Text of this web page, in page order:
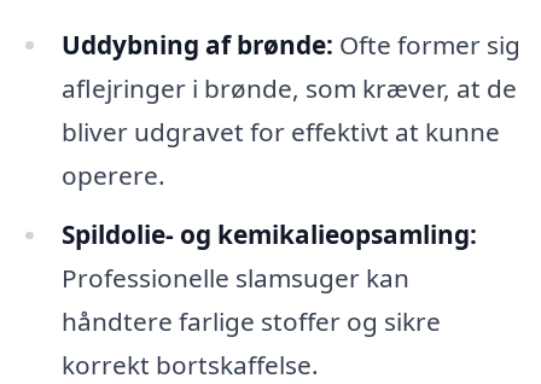
Uddybning af brønde: Ofte former sig
aflejringer i brønde, som kræver, at de
bliver udgravet for effektivt at kunne
operere.
Spildolie- og kemikalieopsamling:
Professionelle slamsuger kan
håndtere farlige stoffer og sikre
korrekt bortskaffelse.